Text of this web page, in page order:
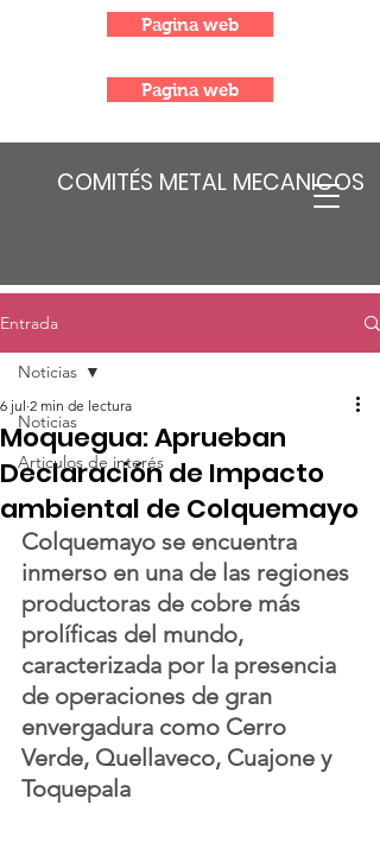
COMITÉS METAL MECANICOS
Pagina web
Pagina web
Entrada
Noticias
Articulos de interés
Noticias
Moquegua: Aprueban
Declaración de Impacto
ambiental de Colquemayo
6 jul 2 min de lectura
Colquemayo se encuentra
inmerso en una de las regiones
productoras de cobre más
prolíficas del mundo,
caracterizada por la presencia
de operaciones de gran
envergadura como Cerro
Verde, Quellaveco, Cuajone y
Toquepala